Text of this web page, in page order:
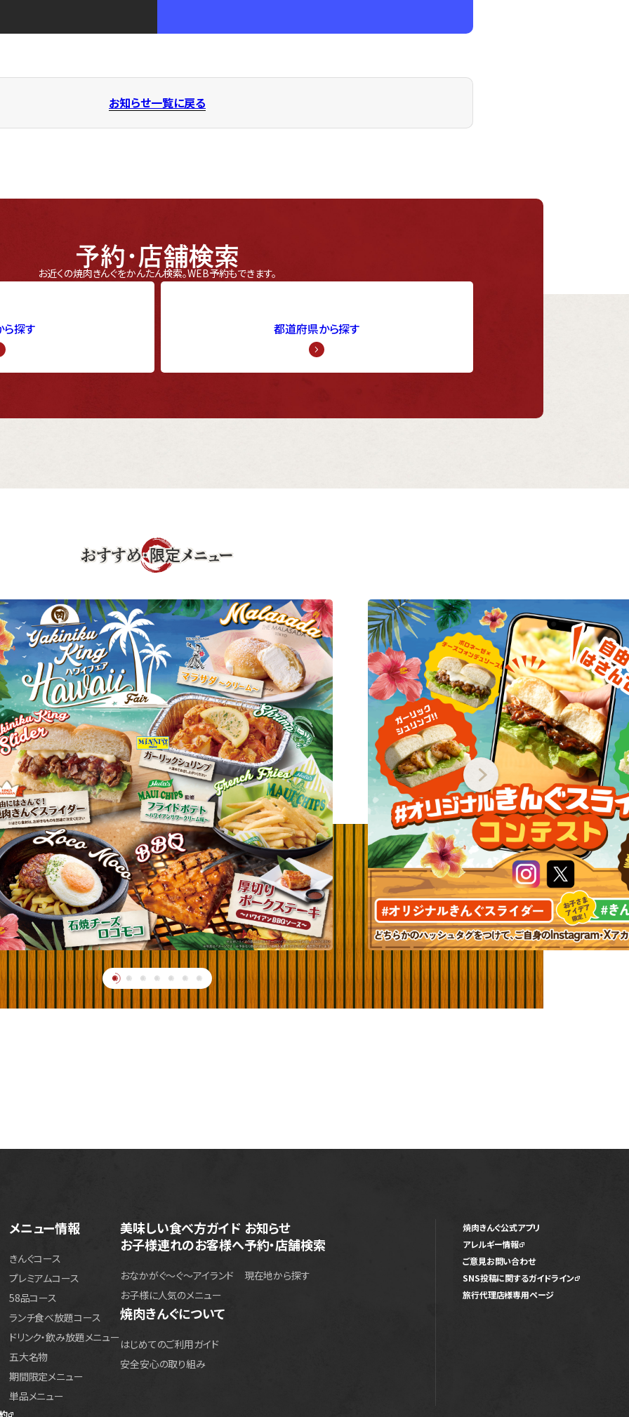
お知らせ一覧に戻る
予約・店舗検索
お近くの焼肉きんぐをかんたん検索。WEB予約もできます。
探す 都道府県から探す
おすすめ・限定メニュー
メニュー情報
きんぐコース
プレミアムコース
58品コース
ランチ食べ放題コース
ドリンク・飲み放題メニュー
五大名物
期間限定メニュー
単品メニュー
美味しい食べ方ガイド
お子様連れのお客様へ
おなかがぐ〜ぐ〜アイランド
お子様に人気のメニュー
焼肉きんぐについて
はじめてのご利用ガイド
安全安心の取り組み
お知らせ
予約・店舗検索
現在地から探す
焼肉きんぐ公式アプリ
アレルギー情報
ご意見お問い合わせ
SNS投稿に関するガイドライン
旅行代理店様専用ページ